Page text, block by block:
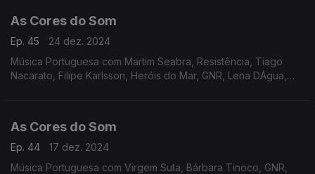
As Cores do Som
Ep. 45
24 dez. 2024
Música Portuguesa com Martim Seabra, Resistência, Tiago
Nacarato, Filipe Karlsson, Heróis do Mar, GNR, Lena DÁgua,
As Cores do Som
Ep. 44
17 dez. 2024
Música Portuguesa com Virgem Suta, Bárbara Tinoco, GNR,